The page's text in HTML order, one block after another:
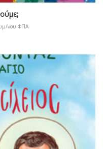
νου ΦΠΑ